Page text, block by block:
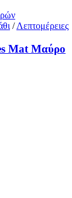
/ Λεπτομέρειες
Mat Μαύρο